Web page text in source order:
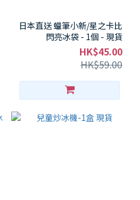
日本直送 蠟筆小新/星之卡比
閃亮冰袋 - 1個 - 現貨
HK$45.00
HK$59.00